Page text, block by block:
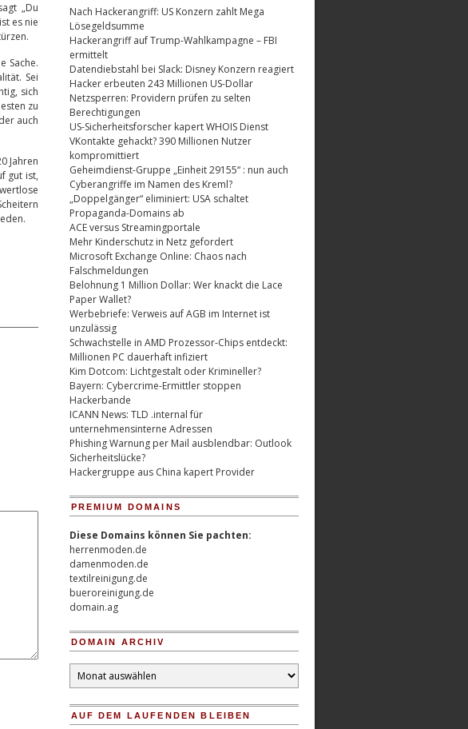
„Du
es nie
Sache.
Sei
sich
zu
auch
Jahren
gut ist,
Nach Hackerangriff: US Konzern zahlt Mega
Lösegeldsumme
Hackerangriff auf Trump-Wahlkampagne – FBI
ermittelt
Datendiebstahl bei Slack: Disney Konzern reagiert
Hacker erbeuten 243 Millionen US-Dollar
Netzsperren: Providern prüfen zu selten
Berechtigungen
US-Sicherheitsforscher kapert WHOIS Dienst
VKontakte gehackt? 390 Millionen Nutzer
kompromittiert
Geheimdienst-Gruppe „Einheit 29155“ : nun auch
Cyberangriffe im Namen des Kreml?
„Doppelgänger“ eliminiert: USA schaltet
Propaganda-Domains ab
ACE versus Streamingportale
Mehr Kinderschutz in Netz gefordert
Microsoft Exchange Online: Chaos nach
Falschmeldungen
Belohnung 1 Million Dollar: Wer knackt die Lace
Paper Wallet?
Werbebriefe: Verweis auf AGB im Internet ist
unzulässig
Schwachstelle in AMD Prozessor-Chips entdeckt:
Millionen PC dauerhaft infiziert
Kim Dotcom: Lichtgestalt oder Krimineller?
Bayern: Cybercrime-Ermittler stoppen
Hackerbande
ICANN News: TLD .internal für
unternehmensinterne Adressen
Phishing Warnung per Mail ausblendbar: Outlook
Sicherheitslücke?
Hackergruppe aus China kapert Provider
PREMIUM DOMAINS
Diese Domains können Sie pachten:
herrenmoden.de
damenmoden.de
textilreinigung.de
bueroreinigung.de
domain.ag
DOMAIN ARCHIV
Domain
Archiv
AUF DEM LAUFENDEN BLEIBEN